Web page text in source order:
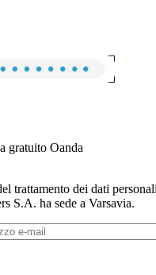
gratuito Oanda
trattamento dei dati
S.A. ha sede a Varsavia.